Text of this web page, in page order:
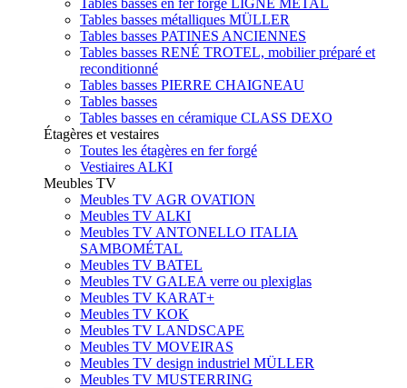
Tables basses en fer forgé LIGNE MÉTAL
Tables basses métalliques MÜLLER
Tables basses PATINES ANCIENNES
Tables basses RENÉ TROTEL, mobilier préparé et
reconditionné
Tables basses PIERRE CHAIGNEAU
Tables basses
Tables basses en céramique CLASS DEXO
Étagères et vestaires
Toutes les étagères en fer forgé
Vestiaires ALKI
Meubles TV
Meubles TV AGR OVATION
Meubles TV ALKI
Meubles TV ANTONELLO ITALIA
SAMBOMÉTAL
Meubles TV BATEL
Meubles TV GALEA verre ou plexiglas
Meubles TV KARAT+
Meubles TV KOK
Meubles TV LANDSCAPE
Meubles TV MOVEIRAS
Meubles TV design industriel MÜLLER
Meubles TV MUSTERRING